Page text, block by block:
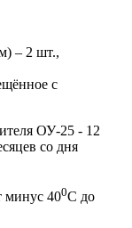
– 2 шт.,
с
ОУ-25 - 12
со дня
минус 400С до